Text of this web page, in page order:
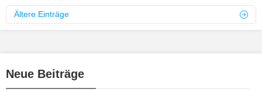
Ältere Einträge
Neue Beiträge